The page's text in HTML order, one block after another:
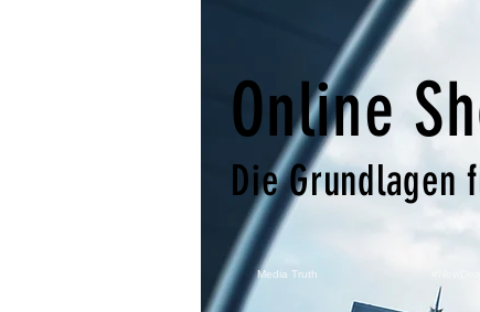
Online
Die Grundlagen
Media Truth